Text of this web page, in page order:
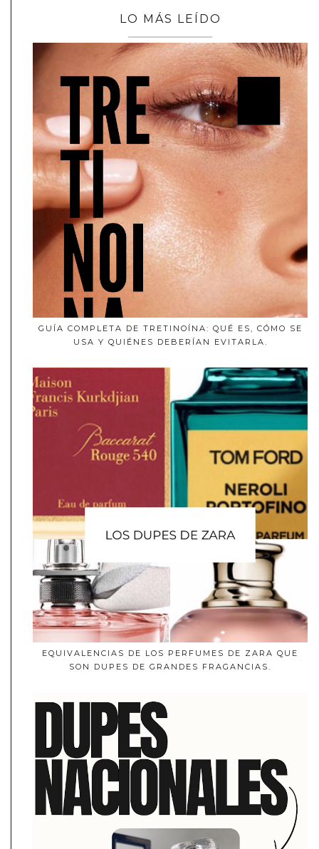
LO MÁS LEÍDO
GUÍA COMPLETA DE TRETINOÍNA: QUÉ ES, CÓMO SE
USA Y QUIÉNES DEBERÍAN EVITARLA.
EQUIVALENCIAS DE LOS PERFUMES DE ZARA QUE
SON DUPES DE GRANDES FRAGANCIAS.